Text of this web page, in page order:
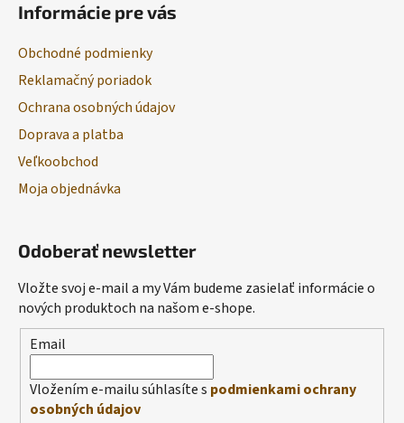
Informácie pre vás
Obchodné podmienky
Reklamačný poriadok
Ochrana osobných údajov
Doprava a platba
Veľkoobchod
Moja objednávka
Odoberať newsletter
Vložte svoj e-mail a my Vám budeme zasielať informácie o
nových produktoch na našom e-shope.
Email
Vložením e-mailu súhlasíte s podmienkami ochrany
osobných údajov